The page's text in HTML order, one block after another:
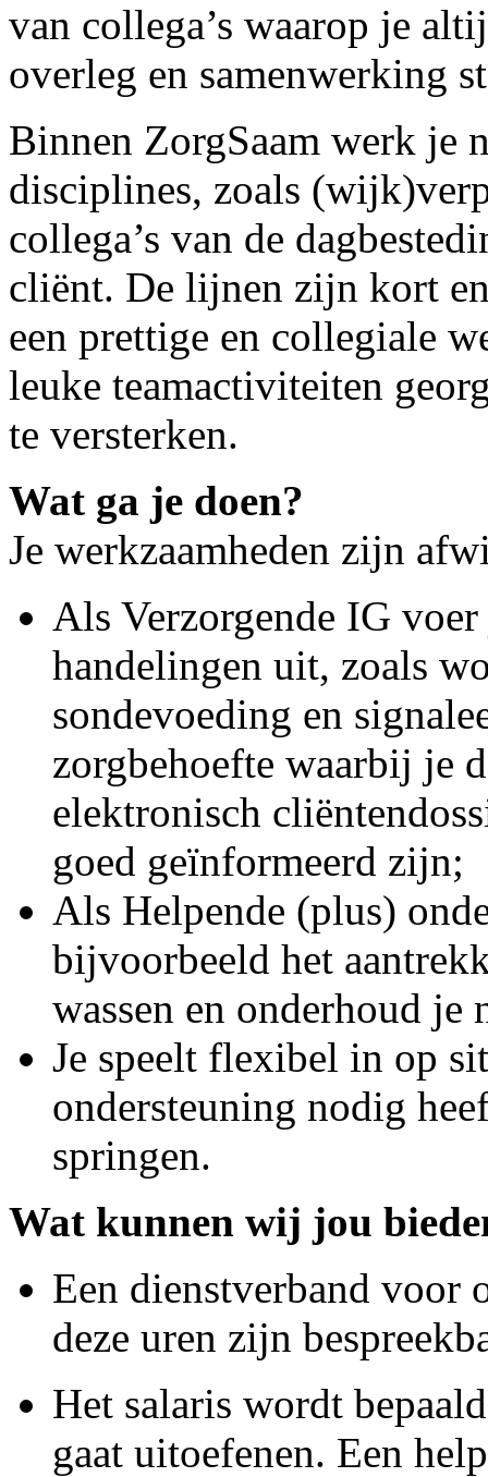
van collega’s waarop je
overleg en samenwerking
Binnen ZorgSaam werk je
disciplines, zoals
collega’s van de
cliënt. De lijnen zijn kort
een prettige en collegiale
leuke teamactiviteiten
te versterken.
Wat ga je doen?
Je werkzaamheden zijn
Als Verzorgende IG
handelingen uit, zoals
sondevoeding en
zorgbehoefte waarbij je
elektronisch
goed geïnformeerd zijn;
Als Helpende (plus)
bijvoorbeeld het
wassen en onderhoud je
Je speelt flexibel in op
ondersteuning nodig
springen.
Wat kunnen wij jou
Een dienstverband voor
deze uren zijn
Het salaris wordt
gaat uitoefenen. Een